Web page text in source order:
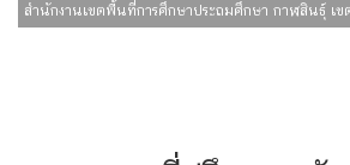
สำนักงานเขตพื้นที่การศึกษาประถมศึกษา กาฬสินธุ์ เข